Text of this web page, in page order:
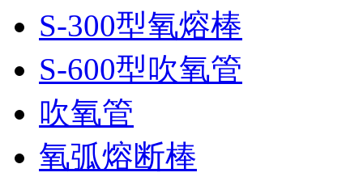
S-300型氧熔棒
S-600型吹氧管
吹氧管
氧弧熔断棒